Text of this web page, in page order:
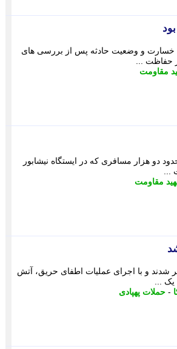
خسارت و وضعیت حادثه پس از بررسی های
مقاومت
دو هزار مسافری که در ایستگاه نیشابور
مقاومت
شدند و با اجرای عملیات اطفای حریق، آتش
- حملات پهپادی